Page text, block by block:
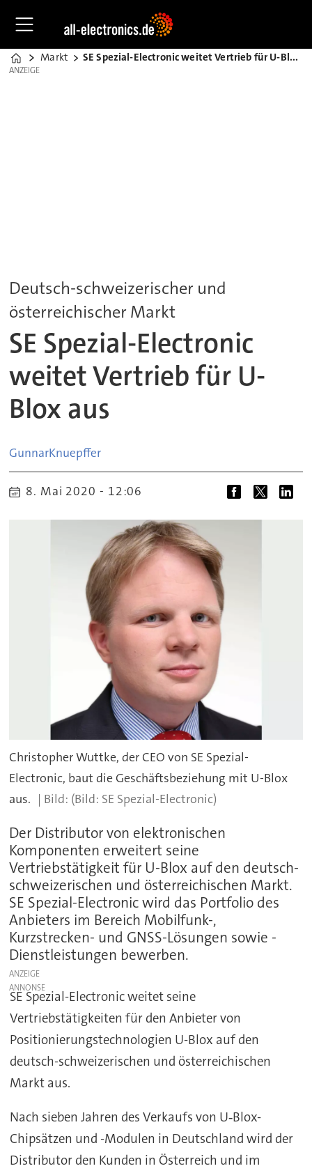
Home
Markt SE Spezial-Electronic weitet Vertrieb für U-Blox aus
ANZEIGE
ANZEIGE
Deutsch-schweizerischer und
österreichischer Markt
SE Spezial-Electronic
weitet Vertrieb für U-
Blox aus
GunnarKnuepffer
8. Mai 2020 - 12:06
Christopher Wuttke, der CEO von SE Spezial-
Electronic, baut die Geschäftsbeziehung mit U-Blox
aus.
(Bild: SE Spezial-Electronic)
Der Distributor von elektronischen
Komponenten erweitert seine
Vertriebstätigkeit für U-Blox auf den deutsch-
schweizerischen und österreichischen Markt.
SE Spezial-Electronic wird das Portfolio des
Anbieters im Bereich Mobilfunk-,
Kurzstrecken- und GNSS-Lösungen sowie -
Dienstleistungen bewerben.
ANZEIGE
SE Spezial-Electronic weitet seine
Vertriebstätigkeiten für den Anbieter von
Positionierungstechnologien U-Blox auf den
deutsch-schweizerischen und österreichischen
Markt aus.
Nach sieben Jahren des Verkaufs von U‑Blox-
Chipsätzen und -Modulen in Deutschland wird der
Distributor den Kunden in Österreich und im